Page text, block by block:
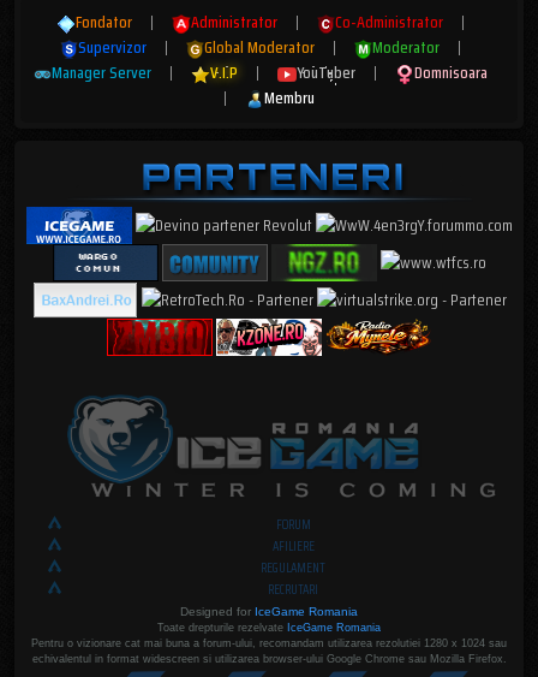
Fondator | Administrator | Co-Administrator
|
Supervizor
| Global Moderator | Moderator
|
Manager Server
| V.I.P | YouTuber |
Domnisoara
|
Membru
FORUM
AFILIERE
REGULAMENT
RECRUTARI
Designed for IceGame Romania
Toate drepturile rezelvate IceGame Romania
Pentru o vizionare cat mai buna a forum-ului, recomandam utilizarea rezolutiei 1280 x 1024 sau
echivalentul in format widescreen si utilizarea browser-ului Google Chrome sau Mozilla Firefox.